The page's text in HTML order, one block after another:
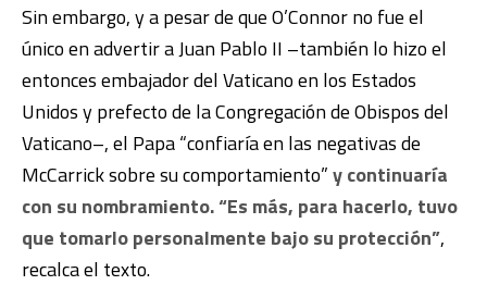
Sin embargo, y a pesar de que O’Connor no fue el
único en advertir a Juan Pablo II –también lo hizo el
entonces embajador del Vaticano en los Estados
Unidos y prefecto de la Congregación de Obispos del
Vaticano–, el Papa “confiaría en las negativas de
McCarrick sobre su comportamiento”y continuaría
con su nombramiento. “Es más, para hacerlo, tuvo
que tomarlo personalmente bajo su protección”,
recalca el texto.